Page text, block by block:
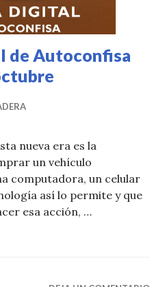
de Autoconfisa
nueva era es la
un vehículo
computadora, un celular
así lo permite y que
esa acción, …